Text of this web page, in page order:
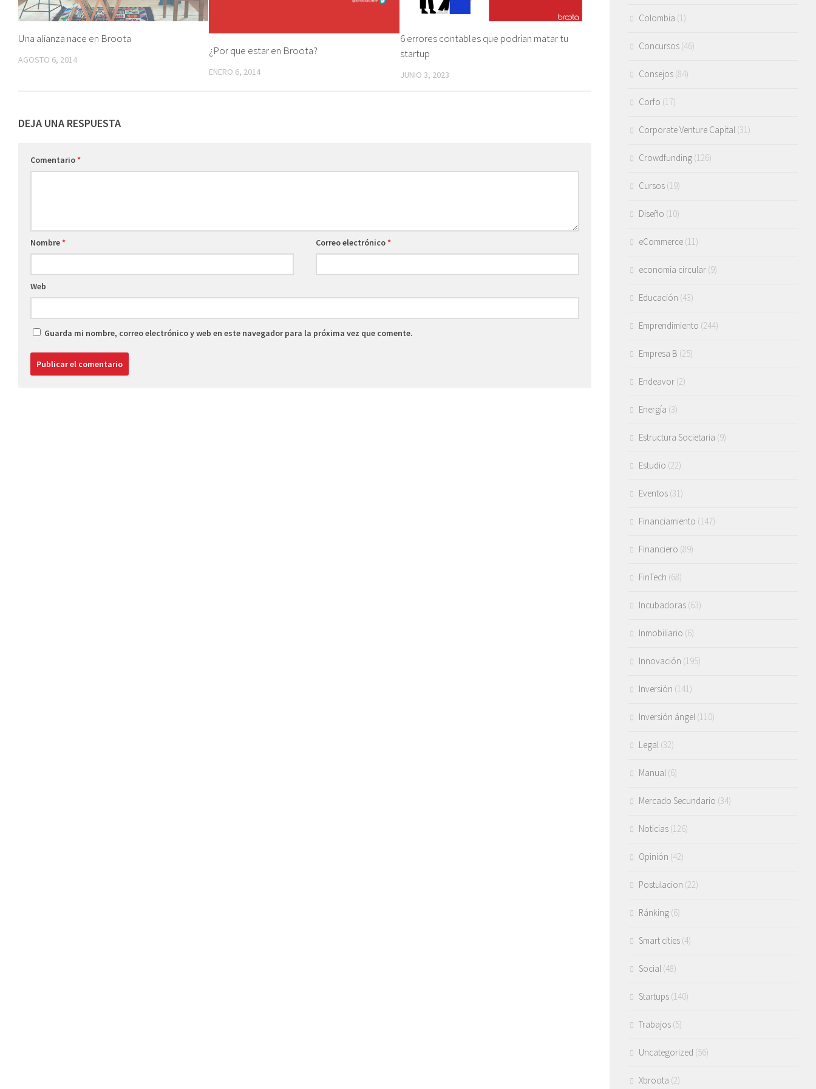
Una alianza nace en Broota
AGOSTO 6, 2014
¿Por que estar en Broota?
ENERO 6, 2014
6 errores contables que podrían matar tu
startup
JUNIO 3, 2023
DEJA UNA RESPUESTA
Comentario*
Nombre* Correo electrónico*
Web
Guarda mi nombre, correo electrónico y web en este navegador para la próxima vez que comente.
Colombia (1)
Concursos (46)
Consejos (84)
Corfo (17)
Corporate Venture Capital (31)
Crowdfunding (126)
Cursos (19)
Diseño (10)
eCommerce (11)
economia circular (9)
Educación (43)
Emprendimiento (244)
Empresa B (25)
Endeavor (2)
Energía (3)
Estructura Societaria (9)
Estudio (22)
Eventos (31)
Financiamiento (147)
Financiero (89)
FinTech (68)
Incubadoras (63)
Inmobiliario (6)
Innovación (195)
Inversión (141)
Inversión ángel (110)
Legal (32)
Manual (6)
Mercado Secundario (34)
Noticias (126)
Opinión (42)
Postulacion (22)
Ránking (6)
Smart cities (4)
Social (48)
Startups (140)
Trabajos (5)
Uncategorized (56)
Xbroota (2)